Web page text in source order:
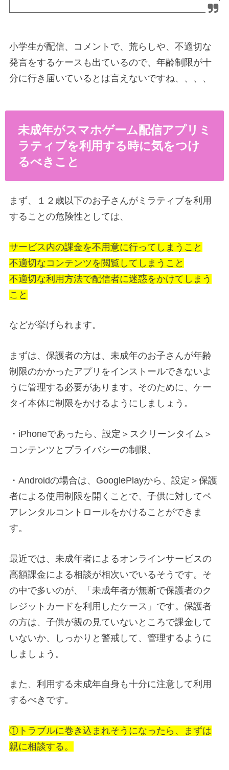
小学生が配信、コメントで、荒らしや、不適切な
発言をするケースも出ているので、年齢制限が十
分に行き届いているとは言えないですね、、、、
未成年がスマホゲーム配信アプリミ
ラティブを利用する時に気をつけ
るべきこと
まず、１２歳以下のお子さんがミラティブを利用
することの危険性としては、
サービス内の課金を不用意に行ってしまうこと
不適切なコンテンツを閲覧してしまうこと
不適切な利用方法で配信者に迷惑をかけてしまう
こと
などが挙げられます。
まずは、保護者の方は、未成年のお子さんが年齢
制限のかかったアプリをインストールできないよ
うに管理する必要があります。そのために、ケー
タイ本体に制限をかけるようにしましょう。
・iPhoneであったら、設定＞スクリーンタイム＞
コンテンツとプライバシーの制限、
・Androidの場合は、GooglePlayから、設定＞保護
者による使用制限を開くことで、子供に対してペ
アレンタルコントロールをかけることができま
す。
最近では、未成年者によるオンラインサービスの
高額課金による相談が相次いでいるそうです。そ
の中で多いのが、「未成年者が無断で保護者のク
レジットカードを利用したケース」です。保護者
の方は、子供が親の見ていないところで課金して
いないか、しっかりと警戒して、管理するように
しましょう。
また、利用する未成年自身も十分に注意して利用
するべきです。
①トラブルに巻き込まれそうになったら、まずは
親に相談する。